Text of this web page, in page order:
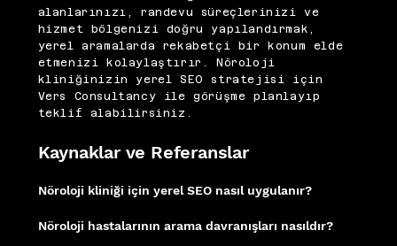
Kaynaklar ve Referanslar
Nöroloji kliniği için yerel SEO nasıl uygulanır?
Nöroloji hastalarının arama davranışları nasıldır?
alanlarınızı, randevu süreçlerinizi ve
hizmet bölgenizi doğru yapılandırmak,
yerel aramalarda rekabetçi bir konum elde
etmenizi kolaylaştırır. Nöroloji
kliniğinizin yerel SEO stratejisi için
Vers Consultancy ile görüşme planlayıp
teklif alabilirsiniz.